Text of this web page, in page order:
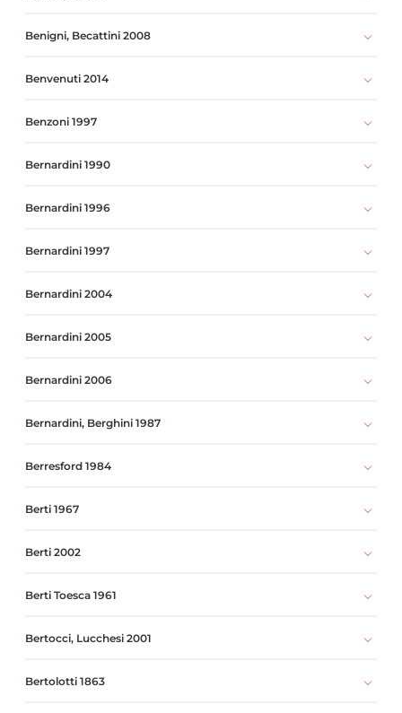
Benigni, Becattini 2008
Benvenuti 2014
Benzoni 1997
Bernardini 1990
Bernardini 1996
Bernardini 1997
Bernardini 2004
Bernardini 2005
Bernardini 2006
Bernardini, Berghini 1987
Berresford 1984
Berti 1967
Berti 2002
Berti Toesca 1961
Bertocci, Lucchesi 2001
Bertolotti 1863